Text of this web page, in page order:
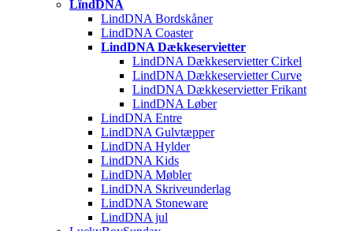
LïndDNA
LindDNA Bordskåner
LindDNA Coaster
LindDNA Dækkeservietter
LindDNA Dækkeservietter Cirkel
LindDNA Dækkeservietter Curve
LindDNA Dækkeservietter Frikant
LindDNA Løber
LindDNA Entre
LindDNA Gulvtæpper
LindDNA Hylder
LindDNA Kids
LindDNA Møbler
LindDNA Skriveunderlag
LindDNA Stoneware
LindDNA jul